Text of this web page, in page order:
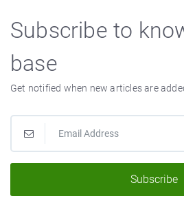
Subscribe to
base
Get notified when new articles are
Subscribe